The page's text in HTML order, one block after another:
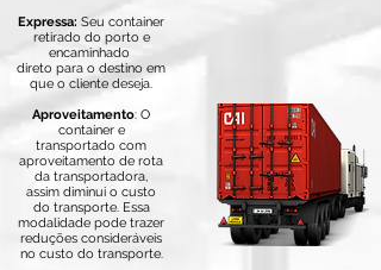
Expressa: Seu container
retirado do porto e
encaminhado
direto para o destino em
que o cliente deseja.
Aproveitamento: O
container e
transportado com
aproveitamento de rota
da transportadora,
assim diminui o custo
do transporte. Essa
modalidade pode trazer
reduções consideráveis
no custo do transporte.